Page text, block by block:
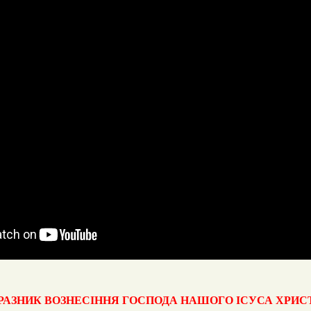
ВОЗНЕСІННЯ ГОСПОДА НАШОГО ІСУСА